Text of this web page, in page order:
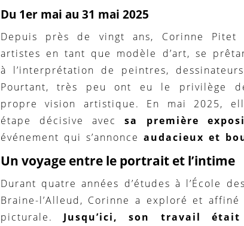
Du 1er mai au 31 mai 2025
Depuis près de vingt ans, Corinne
artistes en tant que modèle d’art, se
à l’interprétation de peintres,
Pourtant, très peu ont eu le privilège
propre vision artistique. En mai 2025,
étape décisive avecsa première
événement qui s’annonce audacieux et
Un voyage entre le portrait et l’intime
Durant quatre années d’études à l’École
Braine-l’Alleud, Corinne a exploré et affiné
picturale. Jusqu’ici, son travail était